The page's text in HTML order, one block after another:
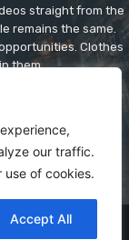
our traffic.
of cookies.
Accept All
straight from the
remains the same.
Clothes
them.